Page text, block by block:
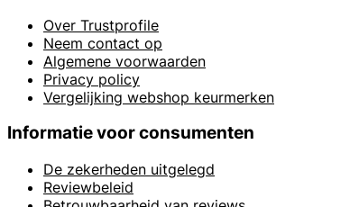
Over Trustprofile
Neem contact op
Algemene voorwaarden
Privacy policy
Vergelijking webshop keurmerken
Informatie voor consumenten
De zekerheden uitgelegd
Reviewbeleid